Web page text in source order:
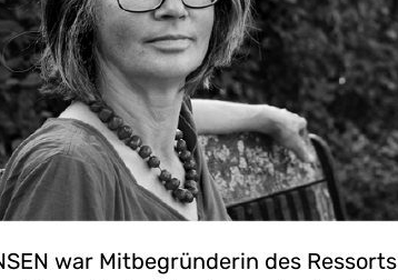
war Mitbegründerin des Ressorts